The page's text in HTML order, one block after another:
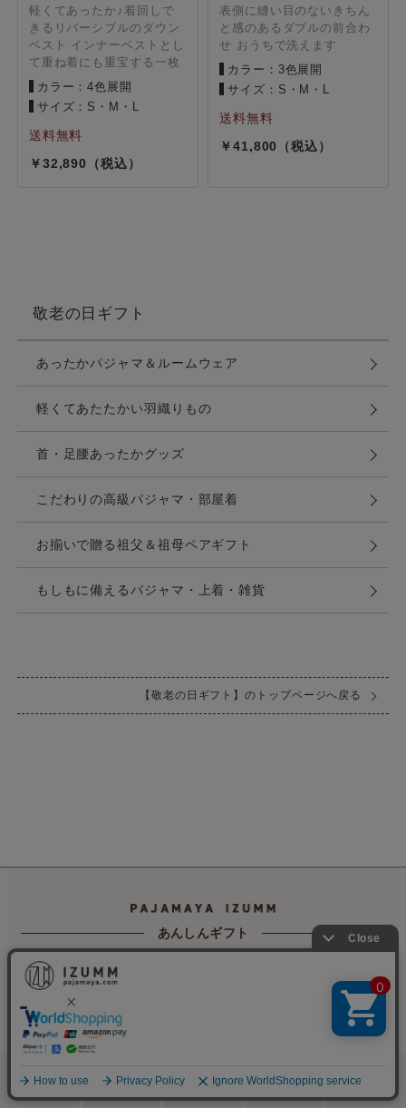
ホーム カート おねむりフェア
軽くてあったか♪着回しで
きるリバーシブルのダウン
ベスト インナーベストとし
て重ね着にも重宝する一枚
カラー：4色展開
サイズ：S・M・L
32,890
表側に縫い目のないきちん
と感のあるダブルの前合わ
せ おうちで洗えます
カラー：3色展開
サイズ：S・M・L
41,800
敬老の日ギフト
あったかパジャマ＆ルームウェア
軽くてあたたかい羽織りもの
首・足腰あったかグッズ
こだわりの高級パジャマ・部屋着
お揃いで贈る祖父＆祖母ペアギフト
もしもに備えるパジャマ・上着・雑貨
【敬老の日ギフト】のトップページへ戻る
あんしんギフト
贈り物に
返品・交換は 無料で承ります